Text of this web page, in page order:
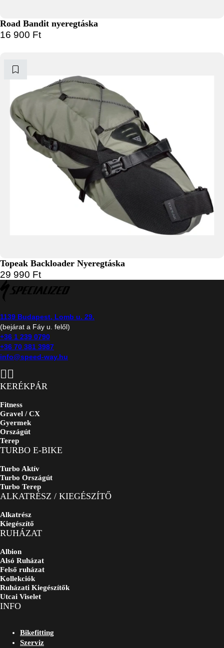
Road Bandit nyeregtáska
16 900 Ft
Topeak Backloader Nyeregtáska
29 990 Ft
1139 Budapest, Lomb u. 29.
(bejárat a Fáy u. felől)
+36 1 239 0790
+36 70 381 3987
info@speed-way.hu
KERÉKPÁR
Fitness
Gravel / CX
Gyermek
Országút
Terep
TURBO E-BIKE
Turbo Aktív
Turbo Országút
Turbo Terep
ALKATRÉSZ / KIEGÉSZÍTŐ
Alkatrész
Kiegészítő
RUHÁZAT
Albion
Alsó Ruházat
Felső ruházat
Kollekciók
Ruházati Kiegészítők
Utcai Viselet
INFO
Bikefitting
Szerviz